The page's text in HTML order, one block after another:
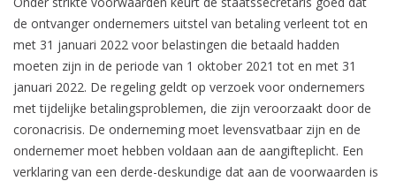
de ontvanger ondernemers uitstel van betaling verleent tot en
met 31 januari 2022 voor belastingen die betaald hadden
moeten zijn in de periode van 1 oktober 2021 tot en met 31
januari 2022. De regeling geldt op verzoek voor ondernemers
met tijdelijke betalingsproblemen, die zijn veroorzaakt door de
coronacrisis. De onderneming moet levensvatbaar zijn en de
ondernemer moet hebben voldaan aan de aangifteplicht. Een
verklaring van een derde-deskundige dat aan de voorwaarden is